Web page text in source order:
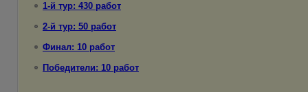
1-й тур: 430 работ
2-й тур: 50 работ
Финал: 10 работ
Победители: 10 работ